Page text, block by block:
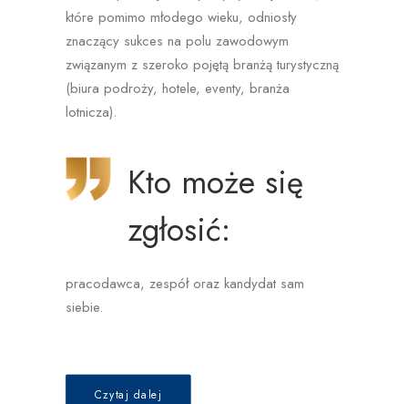
które pomimo młodego wieku, odniosły
znaczący sukces na polu zawodowym
związanym z szeroko pojętą branżą turystyczną
(biura podroży, hotele, eventy, branża
lotnicza).
Kto może się
zgłosić:
pracodawca, zespół oraz kandydat sam
siebie.
Czytaj dalej